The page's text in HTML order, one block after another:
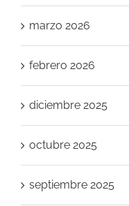
marzo 2026
febrero 2026
diciembre 2025
octubre 2025
septiembre 2025